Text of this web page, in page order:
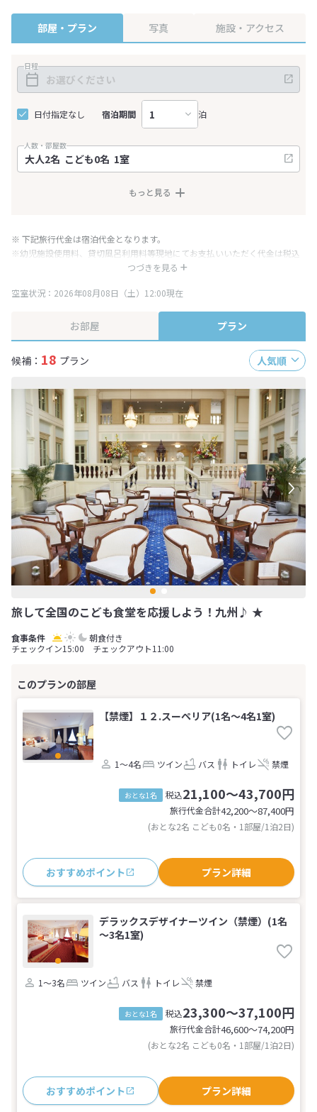
部屋・プラン 写真 施設・アクセス
日程
日付指定なし 宿泊期間 泊
人数・部屋数
もっと見る
つづきを見る
※ 下記旅行代金は宿泊代金となります。
※幼児施設使用料、貸切風呂利用料等現地にてお支払いいただく代金は税込
み表記となりますが、消費税増税に伴い代金が一部変更となる場合がござい
※表示されている旅行代金・プラン内容は一定時間ごとに更新されます。最
空室状況：2026年08月08日（土）12:00現在
お部屋 プラン
候補： 18 プラン 人気順
旅して全国のこども食堂を応援しよう！九州♪ ★
朝食付き
チェックイン15:00 チェックアウト11:00
【禁煙】１２.スーペリア(1名～4名1室)
1～4名 ツイン バス トイレ 禁煙
おとな1名 税込21,100～43,700円
旅行代金合計42,200〜87,400円
(おとな2名 こども0名・1部屋/1泊2日)
おすすめポイント プラン詳細
デラックスデザイナーツイン（禁煙）(1名
～3名1室)
1～3名 ツイン バス トイレ 禁煙
おとな1名 税込23,300～37,100円
旅行代金合計46,600〜74,200円
(おとな2名 こども0名・1部屋/1泊2日)
おすすめポイント プラン詳細